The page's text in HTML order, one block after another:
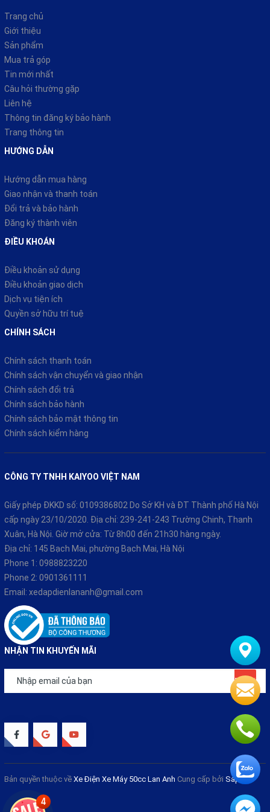
Trang chủ
Giới thiệu
Sản phẩm
Mua trả góp
Tin mới nhất
Câu hỏi thường gặp
Liên hệ
Thông tin đăng ký bảo hành
Trang thông tin
HƯỚNG DẪN
Hướng dẫn mua hàng
Giao nhận và thanh toán
Đổi trả và bảo hành
Đăng ký thành viên
ĐIỀU KHOÁN
Điều khoản sử dụng
Điều khoản giao dịch
Dịch vụ tiện ích
Quyền sở hữu trí tuệ
CHÍNH SÁCH
Chính sách thanh toán
Chính sách vận chuyển và giao nhận
Chính sách đổi trả
Chính sách bảo hành
Chính sách bảo mật thông tin
Chính sách kiểm hàng
CÔNG TY TNHH KAIYOO VIỆT NAM
Giấy phép ĐKKD số: 0109386802 Do Sở KH và ĐT Thành phố Hà Nội
cấp ngày 23/10/2020. Địa chỉ: 239-241-243 Trường Chinh, Thanh
Xuân, Hà Nội. Giờ mở cửa: Từ 8h00 đến 21h30 hàng ngày.
Địa chỉ: 145 Bạch Mai, phường Bạch Mai, Hà Nội
Phone 1: 0988823220
Phone 2: 0901361111
Email: xedapdienlananh@gmail.com
NHẬN TIN KHUYẾN MÃI
Đăng ký
Bản quyền thuộc về Xe Điện Xe Máy 50cc Lan Anh Cung cấp bởi Sapo
4